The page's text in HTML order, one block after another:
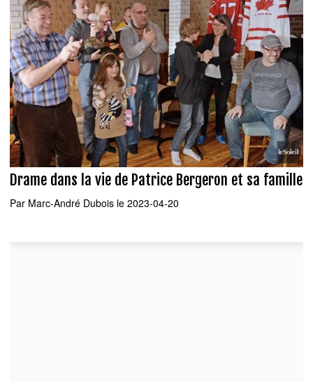
Drame dans la vie de Patrice Bergeron et sa famille
Par Marc-André Dubois le 2023-04-20